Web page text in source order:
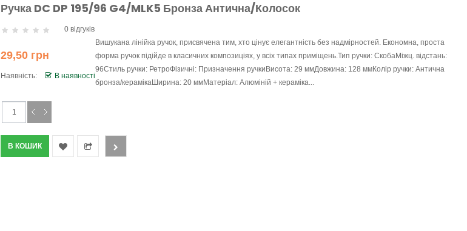
Ручка DC DP 195/96 G4/MLK5 Бронза Антична/Колосок
0 відгуків
29,50 грн
Наявність: В наявності
Вишукана лінійка ручок, присвячена тим, хто цінує елегантність без надмірностей. Економна, проста
форма ручок підійде в класичних композиціях, у всіх типах приміщень.Тип ручки: СкобаМіжц. відстань:
96Стиль ручки: РетроФізичні: Призначення ручкиВисота: 29 ммДовжина: 128 ммКолір ручки: Антична
бронза/керамікаШирина: 20 ммМатеріал: Алюміній + кераміка...